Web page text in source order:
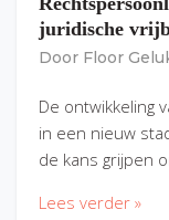
juridische
Door Floor
De ontwikkeling
in een nieuw
de kans grijpen
Lees verder »